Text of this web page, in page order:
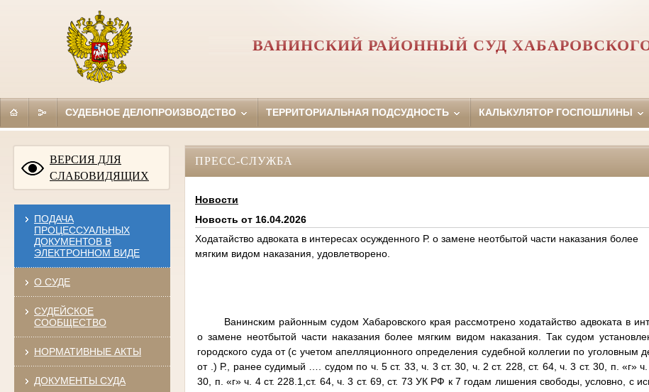
ВАНИНСКИЙ РАЙОННЫЙ СУД
СУДЕБНОЕ ДЕЛОПРОИЗВОДСТВО ТЕРРИТОРИАЛЬНАЯ ПОДСУДНОСТЬ КАЛЬКУЛЯТОР ГОСПОШЛИНЫ
ВЕРСИЯ ДЛЯ
СЛАБОВИДЯЩИХ
ПОДАЧА
ПРОЦЕССУАЛЬНЫХ
ДОКУМЕНТОВ В
ЭЛЕКТРОННОМ ВИДЕ
О СУДЕ
СУДЕЙСКОЕ
СООБЩЕСТВО
НОРМАТИВНЫЕ АКТЫ
ДОКУМЕНТЫ СУДА
ПРЕСС-СЛУЖБА
Новости
Новость от 16.04.2026
Ходатайство адвоката в интересах осужденного Р. о замене неотбытой части наказания более
мягким видом наказания, удовлетворено.
Ванинским районным судом Хабаровского края рассмотрено ходатайство адвоката в
о замене неотбытой части наказания более мягким видом наказания. Так судом
городского суда от (с учетом апелляционного определения судебной коллегии по уголовным
от .) Р., ранее судимый …. судом по ч. 5 ст. 33, ч. 3 ст. 30, ч. 2 ст. 228, ст. 64, ч. 3 ст. 30, п. «г»
30, п. «г» ч. 4 ст. 228.1,ст. 64, ч. 3 ст. 69, ст. 73 УК РФ к 7 годам лишения свободы, условно, с